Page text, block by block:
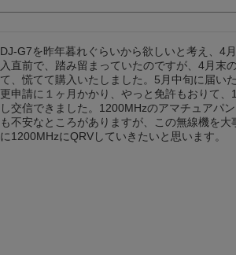
DJ-G7を昨年暮れぐらいから欲しいと考え、4
入直前で、踏み留まっていたのですが、4月末
て、慌てて購入いたしました。5月中旬に届い
更申請に１ヶ月かかり、やっと免許もおりて
し交信できました。1200MHzのアマチュアパ
も不安なところがありますが、この無線機を大
に1200MHzにQRVしていきたいと思います。